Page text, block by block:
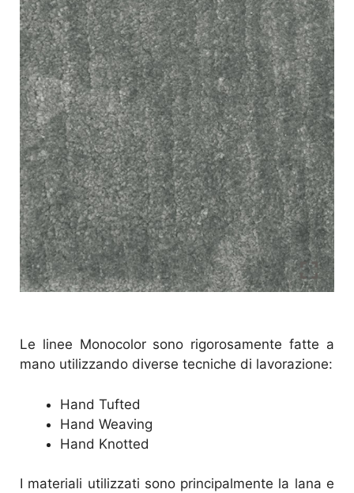
Le linee Monocolor sono rigorosamente fatte a
mano utilizzando diverse tecniche di lavorazione:
Hand Tufted
Hand Weaving
Hand Knotted
I materiali utilizzati sono principalmente la lana e